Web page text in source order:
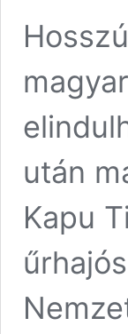
után
Kapu